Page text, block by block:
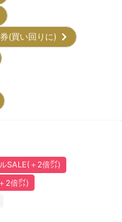
(買い回りに)
SALE(＋2倍㌽)
2倍㌽)